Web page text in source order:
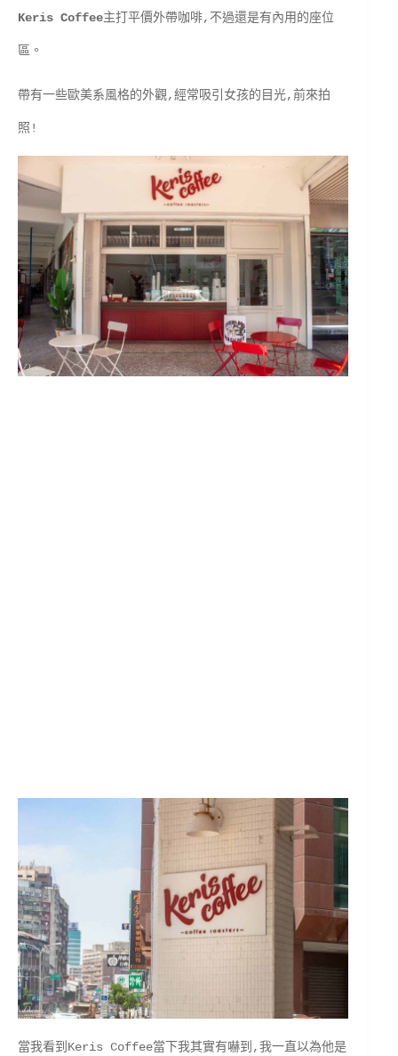
Keris Coffee主打平價外帶咖啡,不過還是有內用的座位
區。
帶有一些歐美系風格的外觀,經常吸引女孩的目光,前來拍
照!
當我看到Keris Coffee當下我其實有嚇到,我一直以為他是